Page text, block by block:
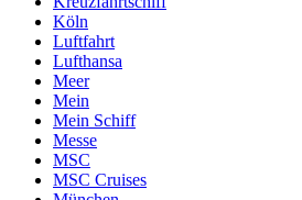
Köln
Luftfahrt
Lufthansa
Meer
Mein
Mein Schiff
Messe
MSC
MSC Cruises